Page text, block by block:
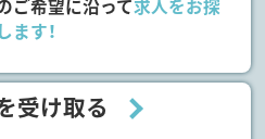
ご希望に沿って求人をお探
ます！
受け取る